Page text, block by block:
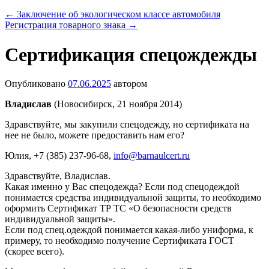
← Заключение об экологическом классе автомобиля
Регистрация товарного знака →
Сертификация спецождежды
Опубликовано 07.06.2025 автором
Владислав (Новосибирск, 21 ноября 2014)
Здравствуйте, мы закупили спецодежду, но сертификата на
нее не было, можете предоставить нам его?
Юлия, +7 (385) 237-96-68, info@barnaulcert.ru
Здравствуйте, Владислав.
Какая именно у Вас спецодежда? Если под спецодеждой
понимается средства индивидуальной защиты, то необходимо
оформить Сертификат ТР ТС «О безопасности средств
индивидуальной защиты».
Если под спец.одеждой понимается какая-либо униформа, к
примеру, то необходимо получение Сертификата ГОСТ
(скорее всего).